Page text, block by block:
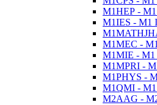
M1HEP - M1
M1IES - M1
M1MEC -
M1MIE - M1
M1MPRI -
M1PHYS -
M1QMI - M1
M2AAG -